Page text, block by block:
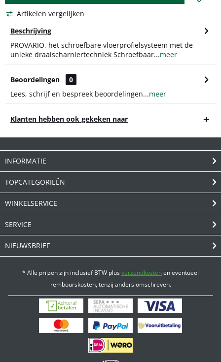
Artikelen vergelijken
Beschrijving
PROVARIO, het schroefbare vloerprofielsysteem met de
unieke draaischarniertechniek Schroefbaar...meer
Beoordelingen
0
Lees, schrijf en bespreek beoordelingen...meer
Klanten hebben ook gekeken naar
INFORMATIE
TOPCATEGORIEËN
WINKELSERVICE
SERVICE
NIEUWSBRIEF
* Alle prijzen zijn inclusief BTW plusverzendkostenen eventueel
rembourskosten, tenzij anders omschreven.